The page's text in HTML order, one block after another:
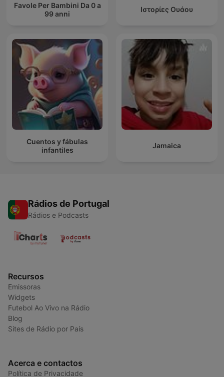
Favole Per Bambini Da 0 a
99 anni
Ιστορίες Ουάου
Cuentos y fábulas
infantiles
Jamaica
Rádios de Portugal
Rádios e Podcasts
Recursos
Emissoras
Widgets
Futebol Ao Vivo na Rádio
Blog
Sites de Rádio por País
Acerca e contactos
Política de Privacidade